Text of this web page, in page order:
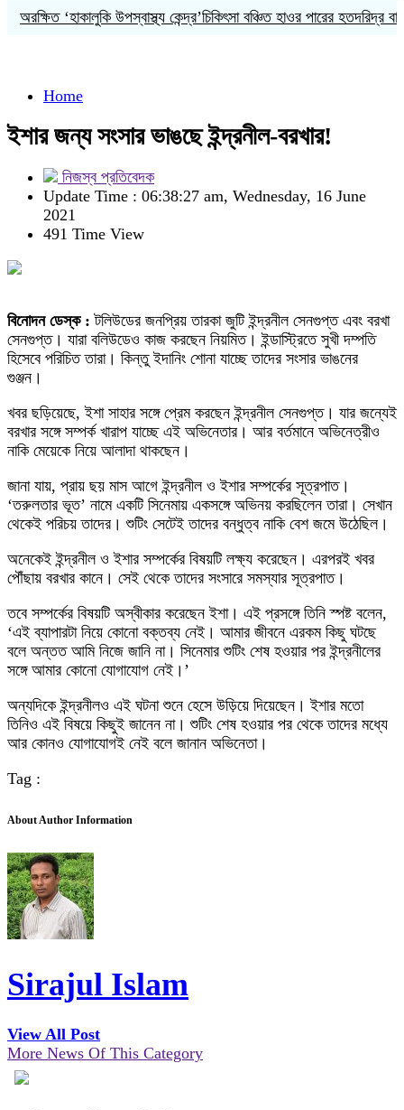
‘হাকালুকি উপস্বাস্থ্য কেন্দ্র’চিকিৎসা বঞ্চিত হাওর পারের হতদরিদ্র বাসিন্দারা
Home
ইশার জন্য সংসার ভাঙছে ইন্দ্রনীল-বরখার!
নিজস্ব প্রতিবেদক
Update Time : 06:38:27 am, Wednesday, 16 June
2021
491 Time View
বিনোদন ডেস্ক : টলিউডের জনপ্রিয় তারকা জুটি ইন্দ্রনীল সেনগুপ্ত এবং বরখা
সেনগুপ্ত। যারা বলিউডেও কাজ করছেন নিয়মিত। ইন্ডাস্ট্রিতে সুখী দম্পতি
হিসেবে পরিচিত তারা। কিন্তু ইদানিং শোনা যাচ্ছে তাদের সংসার ভাঙনের
গুঞ্জন।
খবর ছড়িয়েছে, ইশা সাহার সঙ্গে প্রেম করছেন ইন্দ্রনীল সেনগুপ্ত। যার জন্যেই
বরখার সঙ্গে সম্পর্ক খারাপ যাচ্ছে এই অভিনেতার। আর বর্তমানে অভিনেত্রীও
নাকি মেয়েকে নিয়ে আলাদা থাকছেন।
জানা যায়, প্রায় ছয় মাস আগে ইন্দ্রনীল ও ইশার সম্পর্কের সূত্রপাত।
‘তরুলতার ভূত’ নামে একটি সিনেমায় একসঙ্গে অভিনয় করছিলেন তারা। সেখান
থেকেই পরিচয় তাদের। শুটিং সেটেই তাদের বন্ধুত্ব নাকি বেশ জমে উঠেছিল।
অনেকেই ইন্দ্রনীল ও ইশার সম্পর্কের বিষয়টি লক্ষ্য করেছেন। এরপরই খবর
পৌঁছায় বরখার কানে। সেই থেকে তাদের সংসারে সমস্যার সূত্রপাত।
তবে সম্পর্কের বিষয়টি অস্বীকার করেছেন ইশা। এই প্রসঙ্গে তিনি স্পষ্ট বলেন,
‘এই ব্যাপারটা নিয়ে কোনো বক্তব্য নেই। আমার জীবনে এরকম কিছু ঘটছে
বলে অন্তত আমি নিজে জানি না। সিনেমার শুটিং শেষ হওয়ার পর ইন্দ্রনীলের
সঙ্গে আমার কোনো যোগাযোগ নেই।’
অন্যদিকে ইন্দ্রনীলও এই ঘটনা শুনে হেসে উড়িয়ে দিয়েছেন। ইশার মতো
তিনিও এই বিষয়ে কিছুই জানেন না। শুটিং শেষ হওয়ার পর থেকে তাদের মধ্যে
আর কোনও যোগাযোগই নেই বলে জানান অভিনেতা।
Tag :
About Author Information
Sirajul Islam
View All Post
More News Of This Category